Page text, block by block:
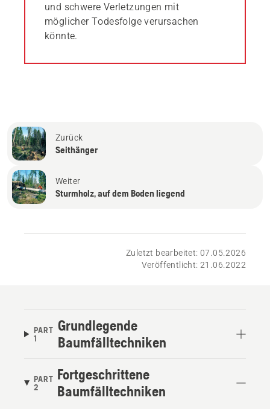
und schwere Verletzungen mit
möglicher Todesfolge verursachen
könnte.
Zurück
Seithänger
Weiter
Sturmholz, auf dem Boden liegend
Zuletzt bearbeitet: 07.05.2026
Veröffentlicht: 21.06.2022
PART
1
Grundlegende
Baumfälltechniken
PART
2
Fortgeschrittene
Baumfälltechniken